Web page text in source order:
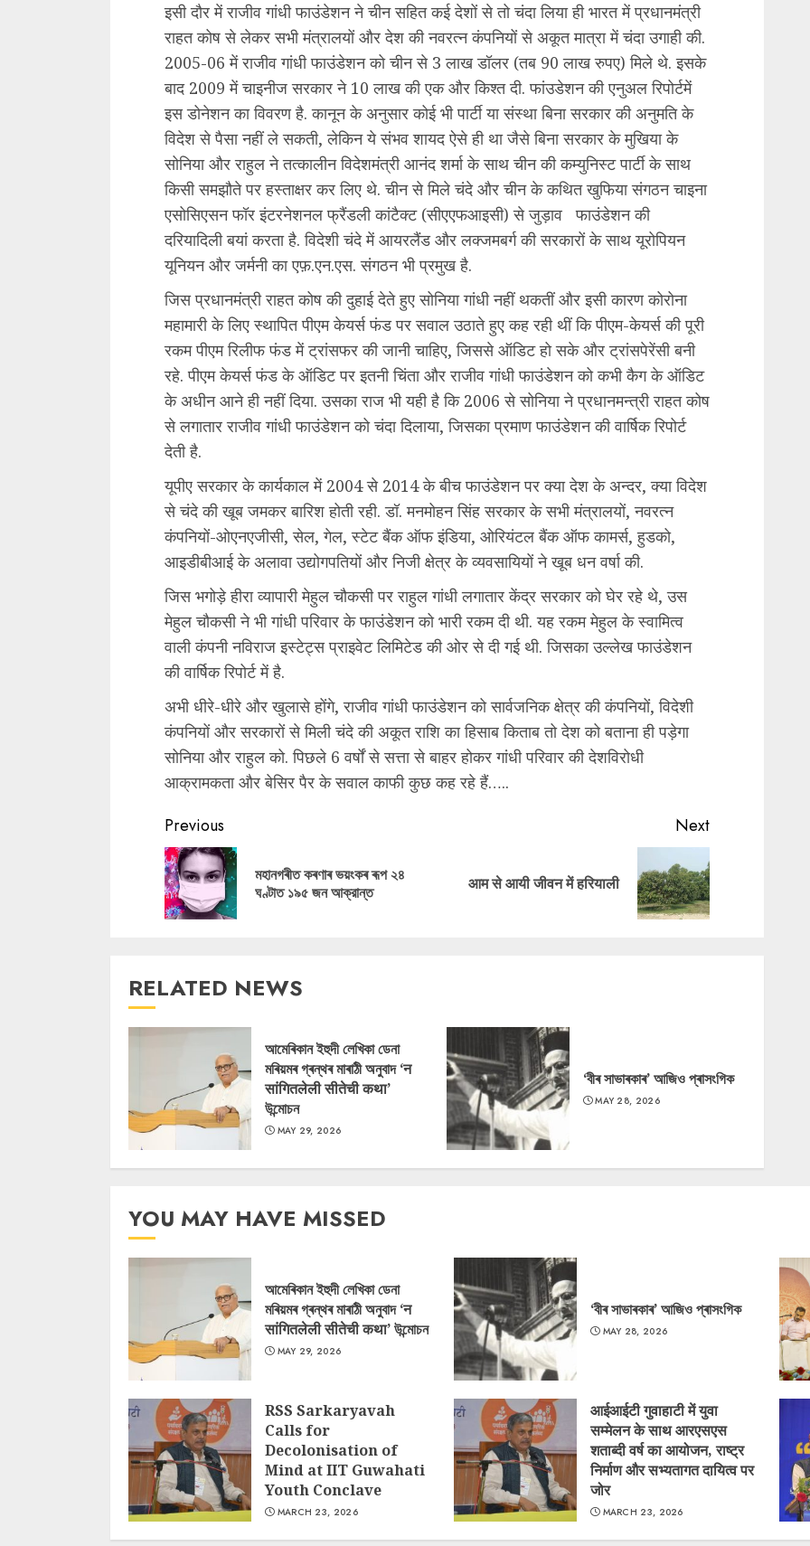
इसी दौर में राजीव गांधी फाउंडेशन ने चीन सहित कई देशों से तो चंदा लिया ही भारत में प्रधानमंत्री
राहत कोष से लेकर सभी मंत्रालयों और देश की नवरत्न कंपनियों से अकूत मात्रा में चंदा उगाही की.
2005-06 में राजीव गांधी फाउंडेशन को चीन से 3 लाख डॉलर (तब 90 लाख रुपए) मिले थे. इसके
बाद 2009 में चाइनीज सरकार ने 10 लाख की एक और किश्त दी. फांउडेशन की एनुअल रिपोर्टमें
इस डोनेशन का विवरण है. कानून के अनुसार कोई भी पार्टी या संस्था बिना सरकार की अनुमति के
विदेश से पैसा नहीं ले सकती, लेकिन ये संभव शायद ऐसे ही था जैसे बिना सरकार के मुखिया के
सोनिया और राहुल ने तत्कालीन विदेशमंत्री आनंद शर्मा के साथ चीन की कम्युनिस्ट पार्टी के साथ
किसी समझौते पर हस्ताक्षर कर लिए थे. चीन से मिले चंदे और चीन के कथित खुफिया संगठन चाइना
एसोसिएसन फॉर इंटरनेशनल फ्रैंडली कांटैक्ट (सीएएफआइसी) से जुड़ाव फाउंडेशन की
दरियादिली बयां करता है. विदेशी चंदे में आयरलैंड और लक्जमबर्ग की सरकारों के साथ यूरोपियन
यूनियन और जर्मनी का एफ़.एन.एस. संगठन भी प्रमुख है.
जिस प्रधानमंत्री राहत कोष की दुहाई देते हुए सोनिया गांधी नहीं थकतीं और इसी कारण कोरोना
महामारी के लिए स्थापित पीएम केयर्स फंड पर सवाल उठाते हुए कह रही थीं कि पीएम-केयर्स की पूरी
रकम पीएम रिलीफ फंड में ट्रांसफर की जानी चाहिए, जिससे ऑडिट हो सके और ट्रांसपेरेंसी बनी
रहे. पीएम केयर्स फंड के ऑडिट पर इतनी चिंता और राजीव गांधी फाउंडेशन को कभी कैग के ऑडिट
के अधीन आने ही नहीं दिया. उसका राज भी यही है कि 2006 से सोनिया ने प्रधानमन्त्री राहत कोष
से लगातार राजीव गांधी फाउंडेशन को चंदा दिलाया, जिसका प्रमाण फाउंडेशन की वार्षिक रिपोर्ट
देती है.
यूपीए सरकार के कार्यकाल में 2004 से 2014 के बीच फाउंडेशन पर क्या देश के अन्दर, क्या विदेश
से चंदे की खूब जमकर बारिश होती रही. डॉ. मनमोहन सिंह सरकार के सभी मंत्रालयों, नवरत्न
कंपनियों-ओएनएजीसी, सेल, गेल, स्टेट बैंक ऑफ इंडिया, ओरियंटल बैंक ऑफ कामर्स, हुडको,
आइडीबीआई के अलावा उद्योगपतियों और निजी क्षेत्र के व्यवसायियों ने खूब धन वर्षा की.
जिस भगोड़े हीरा व्यापारी मेहुल चौकसी पर राहुल गांधी लगातार केंद्र सरकार को घेर रहे थे, उस
मेहुल चौकसी ने भी गांधी परिवार के फाउंडेशन को भारी रकम दी थी. यह रकम मेहुल के स्वामित्व
वाली कंपनी नविराज इस्टेट्स प्राइवेट लिमिटेड की ओर से दी गई थी. जिसका उल्लेख फाउंडेशन
की वार्षिक रिपोर्ट में है.
अभी धीरे-धीरे और खुलासे होंगे, राजीव गांधी फाउंडेशन को सार्वजनिक क्षेत्र की कंपनियों, विदेशी
कंपनियों और सरकारों से मिली चंदे की अकूत राशि का हिसाब किताब तो देश को बताना ही पड़ेगा
सोनिया और राहुल को. पिछले 6 वर्षों से सत्ता से बाहर होकर गांधी परिवार की देशविरोधी
आक्रामकता और बेसिर पैर के सवाल काफी कुछ कह रहे हैं…..
Continue
Reading
Previous
Previous
মহানগৰীত কৰণাৰ ভয়ংকৰ ৰূপ ২৪
ঘণ্টাত ১৯৫ জন আক্রান্ত
Next
Nextआम से आयी जीवन में हरियाली
RELATED NEWS
আমেৰিকান ইহুদী লেখিকা ডেনা
মৰিয়মৰ গ্ৰন্থৰ মাৰাঠী অনুবাদ ‘न
सांगितलेली सीतेची कथा’
উন্মোচন
MAY 29, 2026
‘বীৰ সাভাৰকাৰ’ আজিও প্ৰাসংগিক
MAY 28, 2026
YOU MAY HAVE MISSED
আমেৰিকান ইহুদী লেখিকা ডেনা
মৰিয়মৰ গ্ৰন্থৰ মাৰাঠী অনুবাদ ‘न
सांगितलेली सीतेची कथा’ উন্মোচন
MAY 29, 2026
‘বীৰ সাভাৰকাৰ’ আজিও প্ৰাসংগিক
MAY 28, 2026
RSS Sarkaryavah
Calls for
Decolonisation of
Mind at IIT Guwahati
Youth Conclave
MARCH 23, 2026
आईआईटी गुवाहाटी में युवा
सम्मेलन के साथ आरएसएस
शताब्दी वर्ष का आयोजन, राष्ट्र
निर्माण और सभ्यतागत दायित्व पर
जोर
MARCH 23, 2026